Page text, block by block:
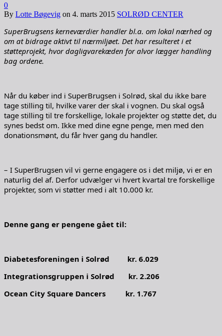
0
By Lotte Bøgevig on 4. marts 2015 SOLRØD CENTER
SuperBrugsens kerneværdier handler bl.a. om lokal nærhed og
om at bidrage aktivt til nærmiljøet. Det har resulteret i et
støtteprojekt, hvor dagligvarekæden for alvor lægger handling
bag ordene.
Når du køber ind i SuperBrugsen i Solrød, skal du ikke bare
tage stilling til, hvilke varer der skal i vognen. Du skal også
tage stilling til tre forskellige, lokale projekter og støtte det, du
synes bedst om. Ikke med dine egne penge, men med den
donationsmønt, du får hver gang du handler.
– I SuperBrugsen vil vi gerne engagere os i det miljø, vi er en
naturlig del af. Derfor udvælger vi hvert kvartal tre forskellige
projekter, som vi støtter med i alt 10.000 kr.
Denne gang er pengene gået til:
Diabetesforeningen i Solrød kr. 6.029
Integrationsgruppen i Solrød kr. 2.206
Ocean City Square Dancers kr. 1.767